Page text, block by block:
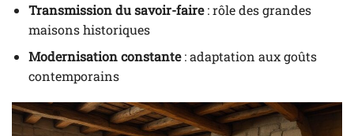
Transmission du savoir-faire: rôle des grandes
maisons historiques
Modernisation constante: adaptation aux goûts
contemporains